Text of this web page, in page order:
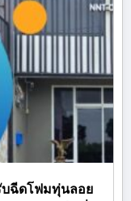
ฉีดโฟมทุ่นลอย